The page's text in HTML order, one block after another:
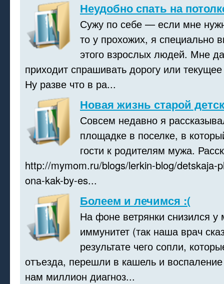
Неудобно спать на
Сужу по себе — если мне
то у прохожих, я специально
этого взрослых людей. Мне
приходит спрашивать дорогу или
Ну разве что в ра...
Новая жизнь старой
Совсем недавно я
площадке в поселке, в
гости к родителям мужа.
http://mymom.ru/blogs/lerkin-blog/detskaja-
ona-kak-by-es...
Болеем и лечимся :(
На фоне ветрянки снизился
иммунитет (так наша врач
результате чего сопли,
отъезда, перешли в кашель и
нам миллион диагноз...